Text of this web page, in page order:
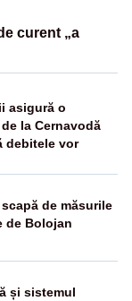
curent „a
asigură o
la Cernavodă
debitele vor
de măsurile
de Bolojan
și sistemul